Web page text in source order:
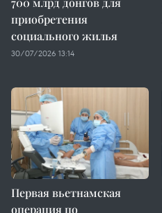
приобретения
социального жилья
30/07/2026 13:14
Первая вьетнамская
операция по